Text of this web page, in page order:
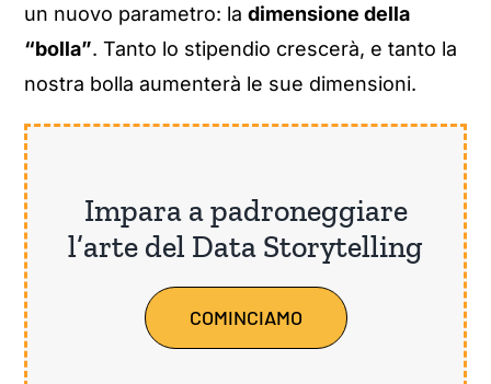
un nuovo parametro: ladimensione della
“bolla”. Tanto lo stipendio crescerà, e tanto la
nostra bolla aumenterà le sue dimensioni.
Impara a padroneggiare
l’arte del Data Storytelling
COMINCIAMO